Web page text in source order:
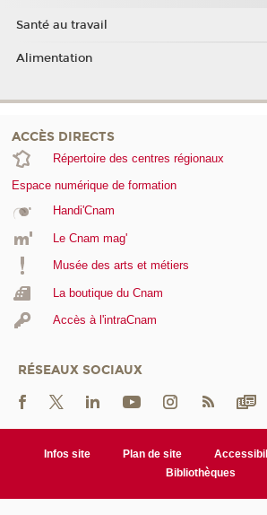
Santé au travail
Alimentation
ACCÈS DIRECTS
Répertoire des centres régionaux
Espace numérique de formation
Handi'Cnam
Le Cnam mag'
Musée des arts et métiers
La boutique du Cnam
Accès à l'intraCnam
RÉSEAUX SOCIAUX
Infos site Plan de site
Bibliothèques